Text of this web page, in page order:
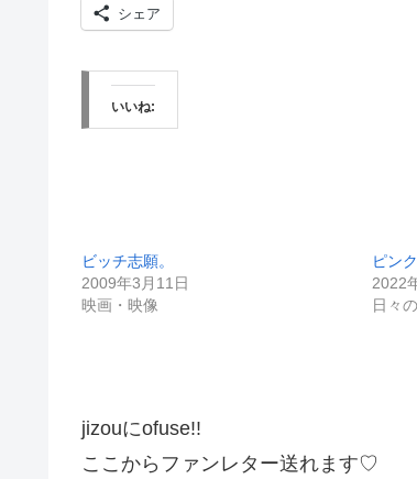
シェア
いいね:
ビッチ志願。
2009年3月11日
映画・映像
ピン
2022
日々
jizouにofuse!!
ここからファンレター送れます♡